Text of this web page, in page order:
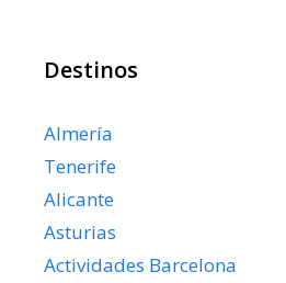
Destinos
Almería
Tenerife
Alicante
Asturias
Actividades Barcelona